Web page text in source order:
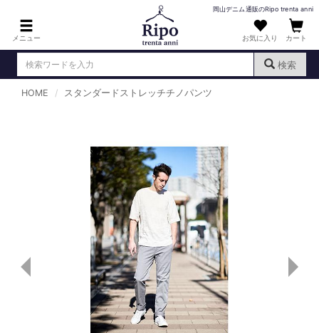
メニュー
岡山デニム通販のRipo trenta anni
お気に入り カート
検索
DENIM : デニム
PANTS : パンツ
TOPS : トップス
T-SHIRT : Tシャツ
KNIT : ニット
SHIRT : シャツ
OUTERS : アウター
HOME スタンダードストレッチチノパンツ